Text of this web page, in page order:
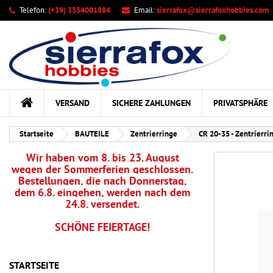
Telefon:(+39) 3334001884 Email:sierrafox@sierrafoxhobbies.com
VERSAND SICHERE ZAHLUNGEN PRIVATSPHÄRE
Startseite BAUTEILE Zentrierringe CR 20-35 -
Wir haben vom 8. bis 23. August
wegen der Sommerferien geschlossen.
Bestellungen, die nach Donnerstag,
dem 6.8. eingehen, werden nach dem
24.8. versendet.
SCHÖNE FEIERTAGE!
STARTSEITE